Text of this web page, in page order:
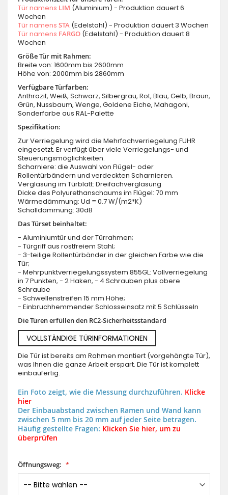
Tür namens LIM (Aluminium) - Produktion dauert 6
Wochen
Tür namens STA (Edelstahl) - Produktion dauert 3 Wochen
Tür namens FARGO (Edelstahl) - Produktion dauert 8
Wochen
Größe Tür mit Rahmen:
Breite von: 1600mm bis 2600mm
Höhe von: 2000mm bis 2860mm
Verfügbare Türfarben:
Anthrazit, Weiß, Schwarz, Silbergrau, Rot, Blau, Gelb, Braun,
Grün, Nussbaum, Wenge, Goldene Eiche, Mahagoni,
Sonderfarbe aus RAL-Palette
Spezifikation:
Zur Verriegelung wird die Mehrfachverriegelung FUHR
eingesetzt. Er verfügt über viele Verriegelungs- und
Steuerungsmöglichkeiten.
Scharniere: die Auswahl von Flügel- oder
Rollentürbändern und verdeckten Scharnieren.
Verglasung im Türblatt: Dreifachverglasung
Dicke des Polyurethanschaums im Flügel: 70 mm
Wärmedämmung: Ud = 0.7 W/(m2*K)
Schalldämmung: 30dB
Das Türset beinhaltet:
- Aluminiumtür und der Türrahmen;
- Türgriff aus rostfreiem Stahl;
- 3-teilige Rollentürbänder in der gleichen Farbe wie die
Tür;
- Mehrpunktverriegelungssystem 855GL: Vollverriegelung
in 7 Punkten, - 2 Haken, - 4 Schrauben plus obere
Schraube
- Schwellenstreifen 15 mm Höhe;
- Einbruchhemmender Schlosseinsatz mit 5 Schlüsseln
Die Türen erfüllen den RC2-Sicherheitsstandard
VOLLSTÄNDIGE TÜRINFORMATIONEN
Die Tür ist bereits am Rahmen montiert (vorgehängte Tür),
was Ihnen die ganze Arbeit erspart. Die Tür ist komplett
einbaufertig.
Ein Foto zeigt, wie die Messung durchzuführen. Klicke
hier
Der Einbauabstand zwischen Ramen und Wand kann
zwischen 5 mm bis 20 mm auf jeder Seite betragen.
Häufig gestellte Fragen: Klicken Sie hier, um zu
überprüfen
Öffnungsweg: